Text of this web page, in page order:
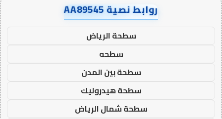
روابط نصية AA89545
سطحة الرياض
سطحه
سطحة بين المدن
سطحة هيدروليك
سطحة شمال الرياض